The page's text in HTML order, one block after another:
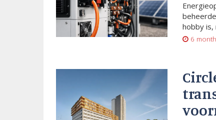
hobby is,
6